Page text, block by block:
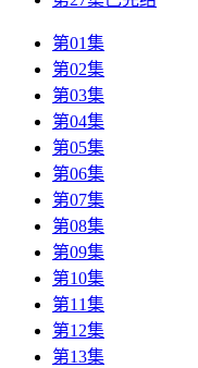
第01集
第02集
第03集
第04集
第05集
第06集
第07集
第08集
第09集
第10集
第11集
第12集
第13集